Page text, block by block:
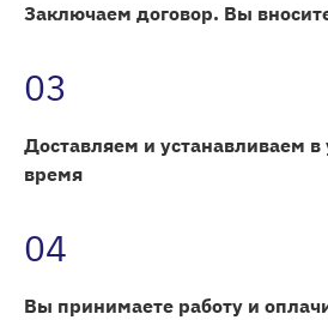
Заключаем договор. Вы
03
Доставляем и устанавливаем в
время
04
Вы принимаете работу и